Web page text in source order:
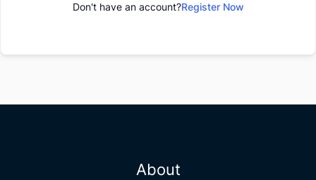
Don't have an account?Register Now
About